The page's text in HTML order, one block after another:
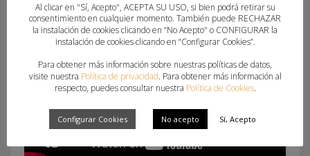
Al clicar en "Sí, Acepto", ACEPTA SU USO, si bien podrá retirar su
consentimiento en cualquier momento. También puede RECHAZAR
la instalación de cookies clicando en “No Acepto" o CONFIGURAR la
instalación de cookies clicando en “Configurar Cookies”.
Para obtener más información sobre nuestras políticas de datos,
visite nuestra Política de privacidad. Para obtener más información al
respecto, puedes consultar nuestra Política de Cookies.
Configurar Cookies No acepto Sí, Acepto